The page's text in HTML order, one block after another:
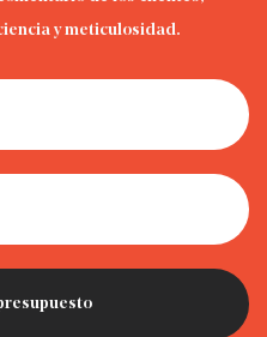
y meticulosidad.